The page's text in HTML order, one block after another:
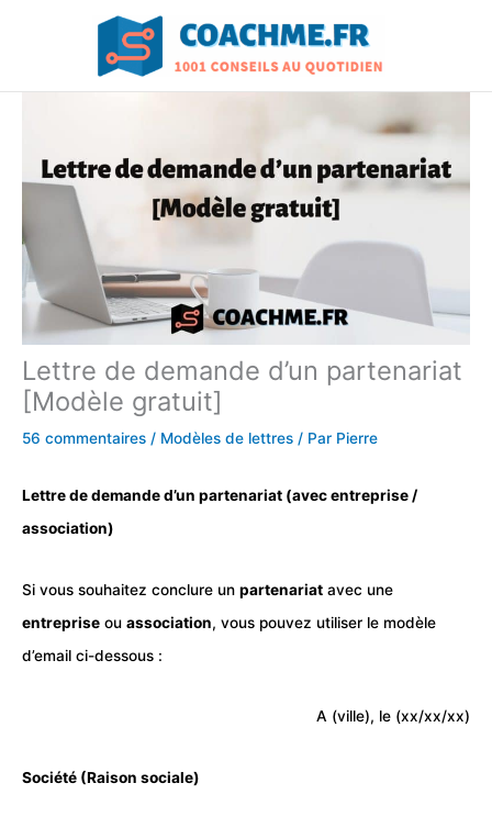
Lettre de demande d’un partenariat
[Modèle gratuit]
56 commentaires / Modèles de lettres / Par Pierre
Lettre de demande d’un partenariat (avec entreprise /
association)
Si vous souhaitez conclure un partenariat avec une
entreprise ou association, vous pouvez utiliser le modèle
d’email ci-dessous :
A (ville), le (xx/xx/xx)
Société (Raison sociale)